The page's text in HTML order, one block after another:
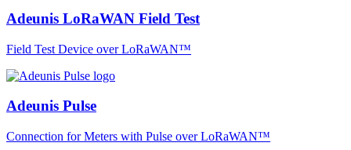
Adeunis LoRaWAN Field Test
Field Test Device over LoRaWAN™
Adeunis Pulse
Connection for Meters with Pulse over LoRaWAN™